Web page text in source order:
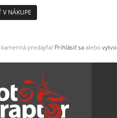
V NÁKUPE
predajňa! Prihlásiť saalebo